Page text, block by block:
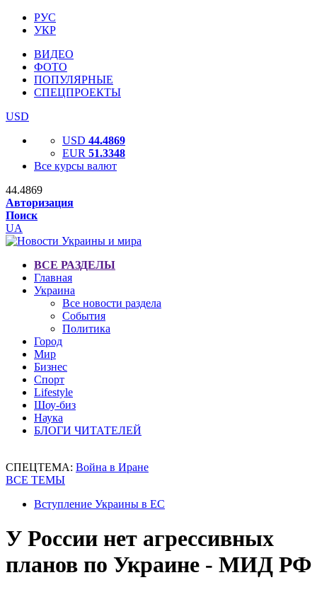
РУС
УКР
ВИДЕО
ФОТО
ПОПУЛЯРНЫЕ
СПЕЦПРОЕКТЫ
USD
USD 44.4869
EUR 51.3348
Все курсы валют
44.4869
Авторизация
Поиск
UA
ВСЕ РАЗДЕЛЫ
Главная
Украина
Все новости раздела
События
Политика
Город
Мир
Бизнес
Спорт
Lifestyle
Шоу-биз
Наука
БЛОГИ ЧИТАТЕЛЕЙ
СПЕЦТЕМА: Война в Иране
ВСЕ ТЕМЫ
Вступление Украины в ЕС
У России нет агрессивных
планов по Украине - МИД РФ